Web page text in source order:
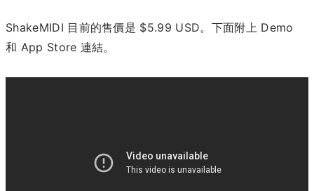
ShakeMIDI 目前的售價是 $5.99 USD。下面附上 Demo
和 App Store 連結。